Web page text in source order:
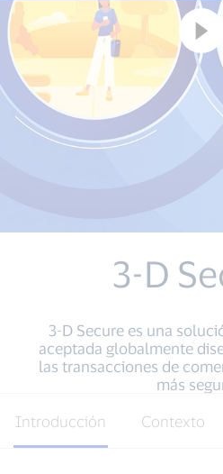
3-D
3-D Secure es una
aceptada globalmente
las transacciones de
más
Introducción Contexto